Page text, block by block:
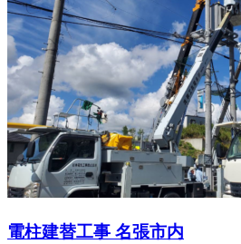
電柱建替工事 名張市内